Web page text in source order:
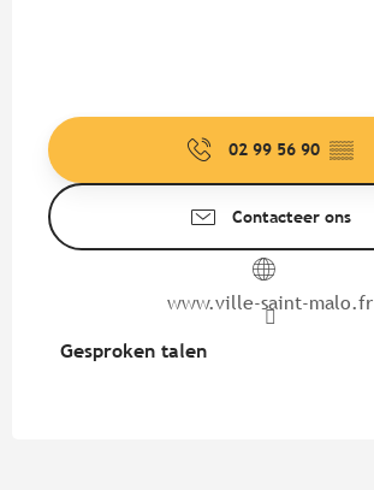
02 99 56 90 ▒▒
Contacteer ons
www.ville-saint-malo.fr
Gesproken talen
Gesproken talen